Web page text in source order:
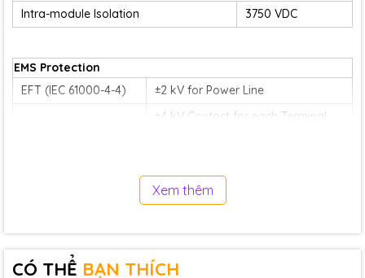
Intra-module Isolation
3750 VDC
EMS Protection
EFT (IEC 61000-4-4)
±2 kV for Power Line
±4 kV Contact for each Terminal
1 x Power and Communication
Xem thêm
CÓ THỂ BẠN THÍCH